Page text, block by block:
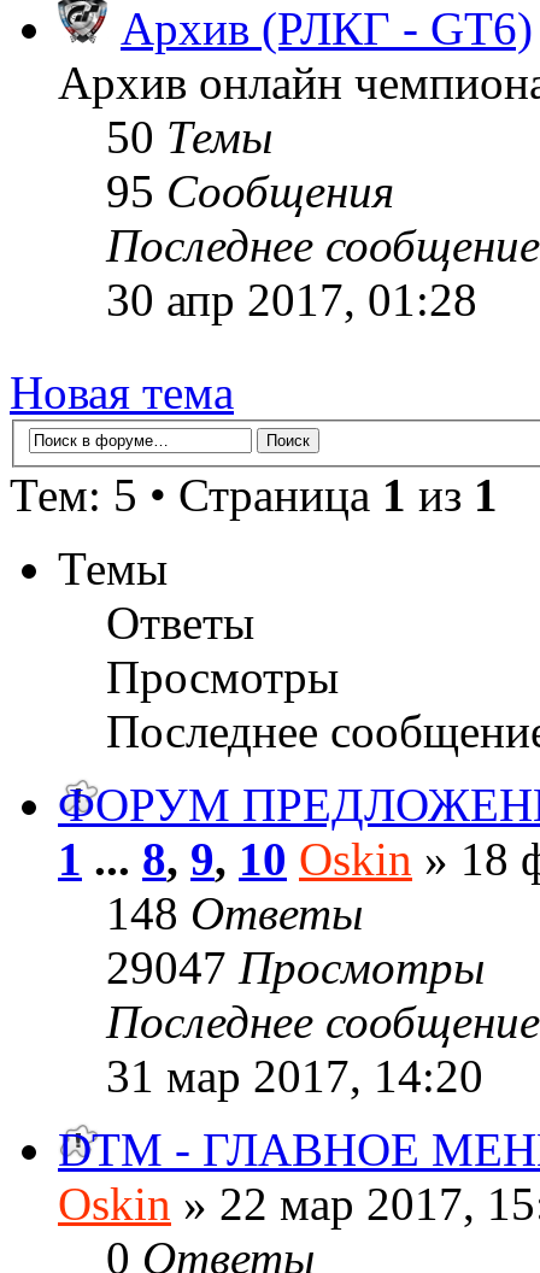
Архив (РЛКГ - GT6)
Архив онлайн
50 Темы
95 Сообщения
Последнее сообщение
30 апр 2017, 01:28
Новая тема
Тем: 5 • Страница 1 из 1
Темы
Ответы
Просмотры
Последнее
ФОРУМ
1 ... 8, 9, 10 Oskin » 18
148 Ответы
29047 Просмотры
Последнее
31 мар 2017, 14:20
DTM - ГЛАВНОЕ
Oskin » 22 мар 2017,
0 Ответы